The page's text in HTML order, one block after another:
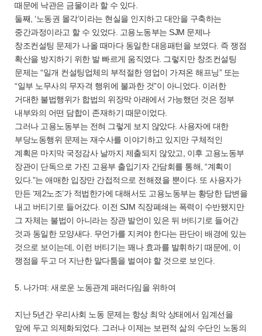
때문에 낙관은 금물이라 할 수 있다.
둘째, ‘노동권 몰각’이라는 현실을 인지하고 대안을 구축하는
중간과정이라고 할 수 있었다. 고용노동부는 SJM 문제나
창조컨설팅 문제가 나올 때마다 동일한 대응패턴을 보였다. 즉 쟁점
확산을 방지하기 위한 발 빠르게 움직였다. 그렇지만 창조컨설팅
문제는 “일개 컨설팅업체의 부적절한 영업이 가져온 해프닝” 또는
“일부 노무사의 무자격 행위에 불과한 것”이 아니었다. 이러한
거대한 불법행위가 합법의 위장막 아래에서 가능했던 것은 정부
내부와의 어떤 담합이 존재하기 때문이었다.
그러나 고용노동부는 전혀 그렇게 보지 않았다. 사용자에 대한
부당노동행위 문제는 재수사를 이야기하고 있지만 구체적인
계획은 마지막 국정감사 날까지 제출되지 않았고, 이후 고용노동부
장관이 단독으로 가진 고용부 출입기자 간담회를 통해, “계획이
있다.”는 애매한 입장만 간접적으로 전해졌을 뿐이다. 또 사용자가
만든 ‘제2노조’가 적법한가에 대해서도 고용노동부는 황당한 답변을
내고 버티기로 들어갔다. 이전 SJM 직장폐쇄는 폭력이 수반됐지만
그 자체는 불법이 아니라는 장관 발언이 있은 뒤 버티기로 들어간
것과 동일한 모양새다. 무언가를 지켜야 한다는 판단이 배경에 있는
것으로 보이는데, 이런 버티기는 꽤나 효과를 발휘하기 때문에, 이
쟁점을 두고 더 지난한 말다툼을 벌여야 할 것으로 보인다.
5. 나가며: 새로운 노동관계 패러다임을 위하여
지난 5년간 우리사회 노동 문제는 항상 최악 상태에서 임계선을
앞에 두고 의제화되었다. 그러나 이제는 보편적 삶의 수단인 노동의